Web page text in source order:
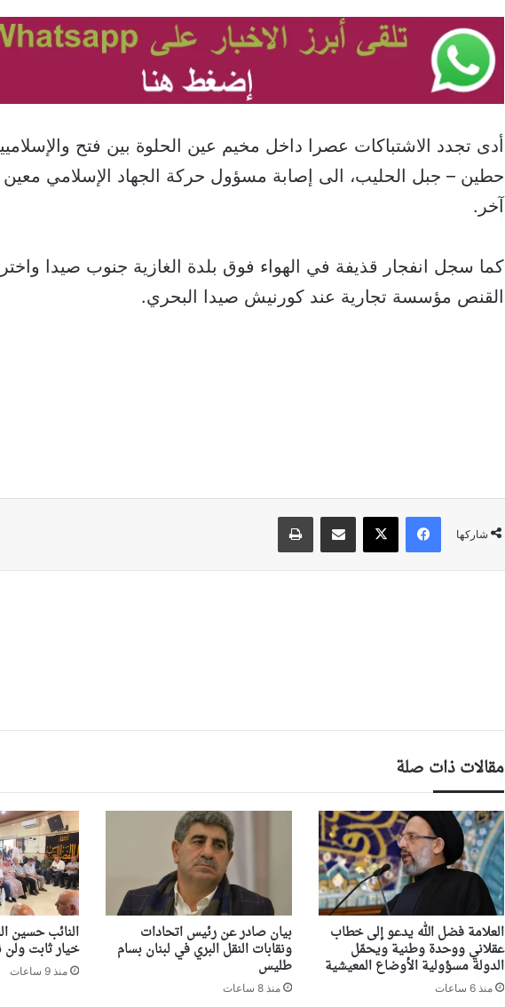
أدى تجدد الاشتباكات عصرا داخل مخيم عين الحلوة بين فتح
حطين – جبل الحليب، الى إصابة مسؤول حركة الجهاد الإسلامي
آخر.
كما سجل انفجار قذيفة في الهواء فوق بلدة الغازية جنوب صيدا
القنص مؤسسة تجارية عند كورنيش صيدا البحري.
شاركها
فيسبوك ‫X مشاركة عبر البريد طباعة
مقالات ذات صلة
العلامة فضل الله يدعو إلى خطاب
عقلاني ووحدة وطنية ويحمّل
الدولة مسؤولية الأوضاع المعيشية
منذ 6 ساعات
بيان صادر عن رئيس اتحادات
ونقابات النقل البري في لبنان بسام
طليس
منذ 8 ساعات
النائب حسين
خيار ثابت
منذ 9 ساعات